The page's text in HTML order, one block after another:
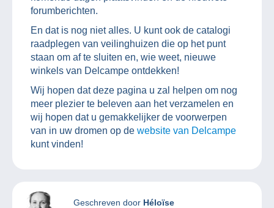
forumberichten.
En dat is nog niet alles. U kunt ook de catalogi
raadplegen van veilinghuizen die op het punt
staan om af te sluiten en, wie weet, nieuwe
winkels van Delcampe ontdekken!
Wij hopen dat deze pagina u zal helpen om nog
meer plezier te beleven aan het verzamelen en
wij hopen dat u gemakkelijker de voorwerpen
van in uw dromen op de website van Delcampe
kunt vinden!
Geschreven door Héloïse